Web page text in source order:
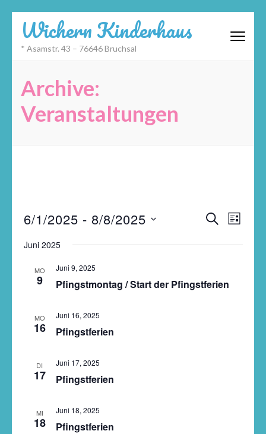
Inhalt
springen
Wichern Kinderhaus
* Asamstr. 43 – 76646 Bruchsal
Archive:
Veranstaltungen
Suche
und
SUCHE
LISTE
6/1/2025 - 8/8/2025
Datum
Juni 2025
MO
9
Juni 9, 2025
Pfingstmontag / Start der Pfingstferien
MO
16
Juni 16, 2025
Pfingstferien
DI
17
Juni 17, 2025
Pfingstferien
MI
18
Juni 18, 2025
Pfingstferien